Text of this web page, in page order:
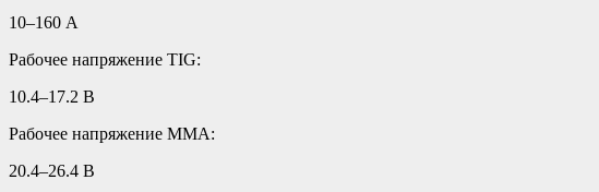
10–160 А
Рабочее напряжение TIG:
10.4–17.2 В
Рабочее напряжение ММА:
20.4–26.4 В